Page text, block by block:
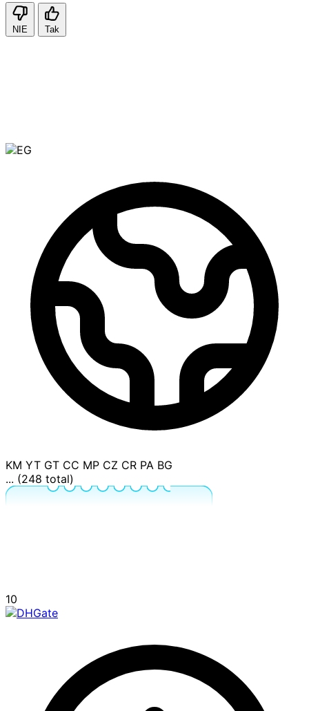
NIE Tak
KM YT GT CC MP CZ CR PA BG
... (248 total)
10